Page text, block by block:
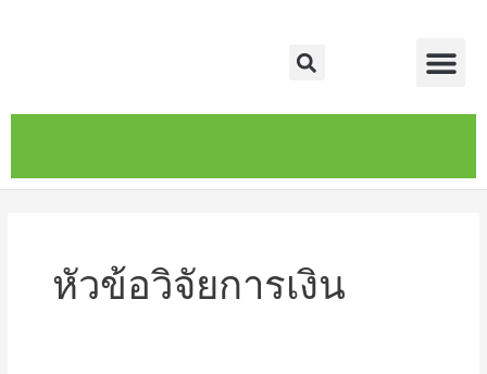
Search
หัวข้อวิจัยการเงิน